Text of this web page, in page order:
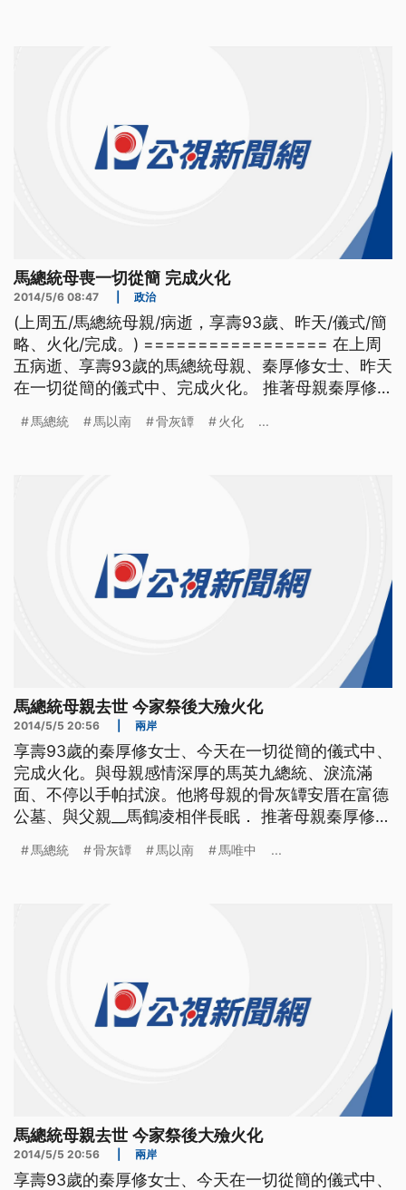
馬總統母喪一切從簡 完成火化
2014/5/6 08:47 政治
(上周五/馬總統母親/病逝，享壽93歲、昨天/儀式/簡
略、火化/完成。) ================= 在上周
五病逝、享壽93歲的馬總統母親、秦厚修女士、昨天
在一切從簡的儀式中、完成火化。 推著母親秦厚修
親送最後一程 ==NS== -2（感謝媽媽生我 感謝媽媽
馬總統 馬以南 骨灰罈 火化 ...
馬總統母親去世 今家祭後大殮火化
2014/5/5 20:56 兩岸
享壽93歲的秦厚修女士、今天在一切從簡的儀式中、
完成火化。與母親感情深厚的馬英九總統、淚流滿
面、不停以手帕拭淚。他將母親的骨灰罈安厝在富德
公墓、與父親__馬鶴凌相伴長眠． 推著母親秦厚修女
親送最後一程．馬家人在歌聲中，送別秦厚修，代表
馬總統 骨灰罈 馬以南 馬唯中 ...
馬總統母親去世 今家祭後大殮火化
2014/5/5 20:56 兩岸
享壽93歲的秦厚修女士、今天在一切從簡的儀式中、